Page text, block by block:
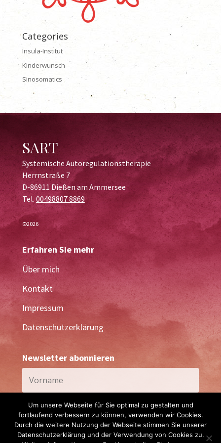
Categories
Insula-Institut
Kinderwunsch
Sinosomatics
SART
Systemische Autoregulationstherapie
Herrnstraße 7
D-86911 Dießen am Ammersee
Tel.00498807 8869
©2026
Erfahren Sie mehr
Über mich
Kontakt
Impressum
Datenschutzerklärung
Newsletter abonnieren
Um unsere Webseite für Sie optimal zu gestalten und
fortlaufend verbessern zu können, verwenden wir Cookies.
Durch die weitere Nutzung der Webseite stimmen Sie unserer
Datenschutzerklärung und der Verwendung von Cookies zu.